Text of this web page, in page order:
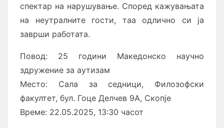
спектар на нарушување. Според кажувањата
на неутралните гости, таа одлично си ја
заврши работата.
Повод: 25 години Македонско научно
здружение за аутизам
Место: Сала за седници, Филозофски
факултет, бул. Гоце Делчев 9А, Скопје
Време: 22.05.2025, 13:30 часот